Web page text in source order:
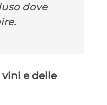
dove
vini e delle